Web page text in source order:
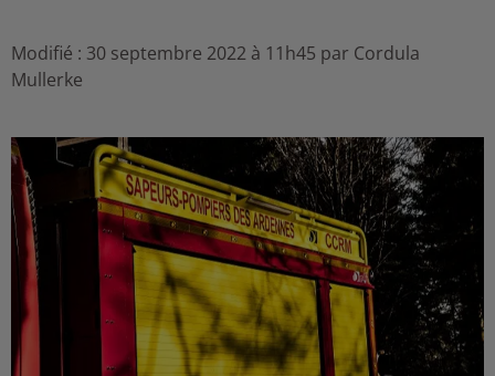
Modifié : 30 septembre 2022 à 11h45 par Cordula
Mullerke